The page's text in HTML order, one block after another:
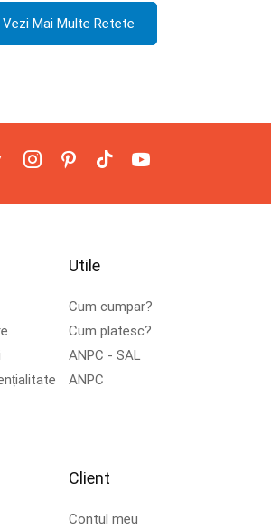
Vezi Mai Multe Retete
Utile
Cum cumpar?
Cum platesc?
ANPC - SAL
ANPC
Client
Contul meu